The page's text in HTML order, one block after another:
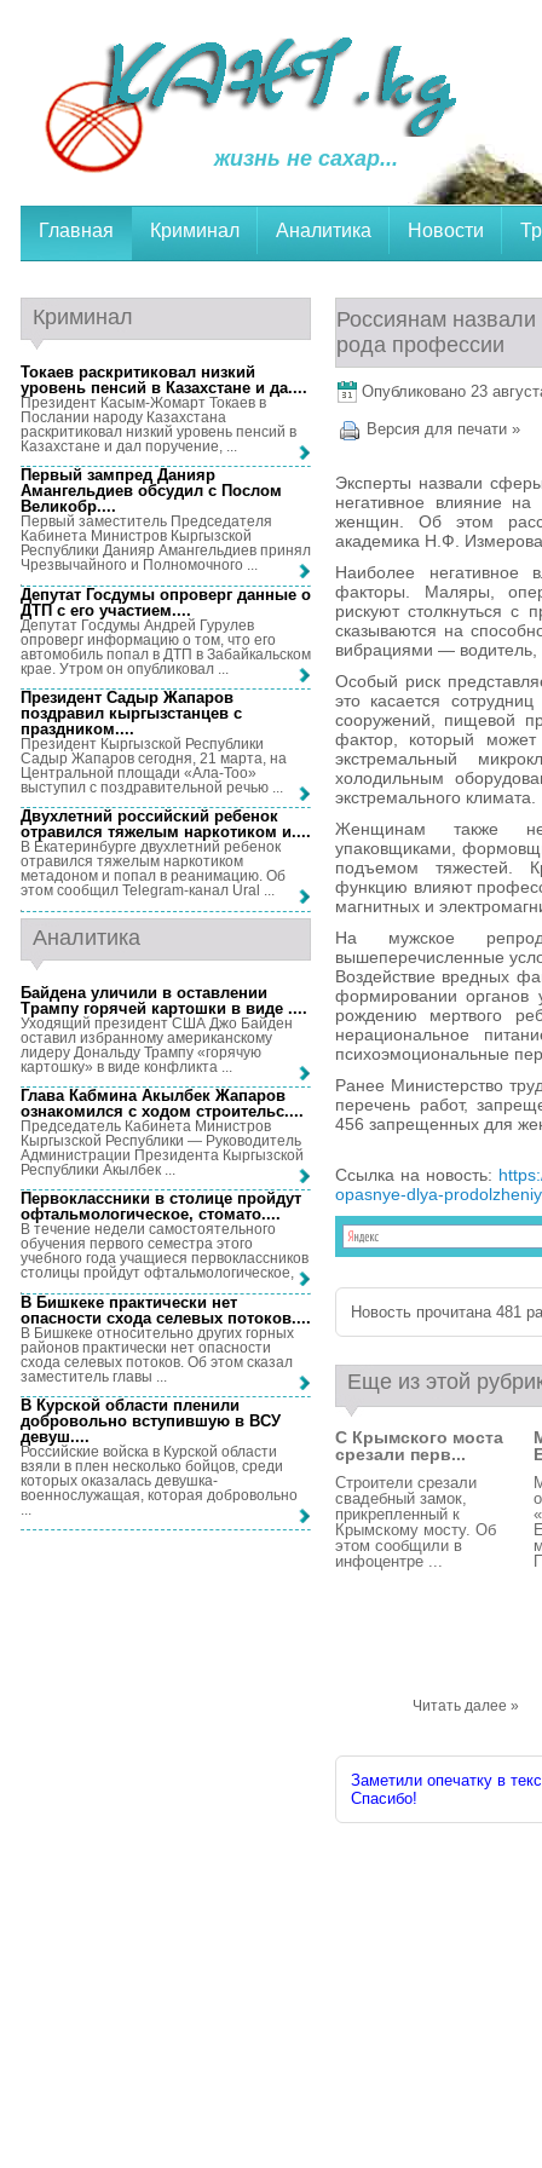
жизнь не сахар...
Главная Криминал Аналитика Новости
Россиянам
рода профессии
Опубликовано 23
Версия для печати »
Эксперты назвали
негативное влияние
женщин. Об этом
академика Н.Ф.
Наиболее негативное
факторы. Маляры,
рискуют столкнуться с
сказываются на
вибрациями —
Особый риск
это касается
сооружений, пищевой
фактор, который может
экстремальный
холодильным
экстремального климата.
Женщинам также не
упаковщиками,
подъемом тяжестей.
функцию влияют
магнитных и
На мужское
вышеперечисленные
Воздействие вредных
формировании органов
рождению мертвого
нерациональное
психоэмоциональные
Ранее Министерство
перечень работ,
456 запрещенных для
Ссылка на новость:
opasnye-dlya-
Новость прочитана 481
Еще из этой
С Крымского моста
срезали перв...
Строители срезали
свадебный замок,
прикрепленный к
Крымскому мосту. Об
этом сообщили в
инфоцентре ...
Читать далее »
Заметили опечатку в
Спасибо!
Криминал
Токаев раскритиковал низкий
уровень пенсий в Казахстане и да....
Президент Касым-Жомарт Токаев в
Послании народу Казахстана
раскритиковал низкий уровень пенсий в
Казахстане и дал поручение, ...
Первый зампред Данияр
Амангельдиев обсудил с Послом
Великобр....
Первый заместитель Председателя
Кабинета Министров Кыргызской
Республики Данияр Амангельдиев принял
Чрезвычайного и Полномочного ...
Депутат Госдумы опроверг данные о
ДТП с его участием....
Депутат Госдумы Андрей Гурулев
опроверг информацию о том, что его
автомобиль попал в ДТП в Забайкальском
крае. Утром он опубликовал ...
Президент Садыр Жапаров
поздравил кыргызстанцев с
праздником....
Президент Кыргызской Республики
Садыр Жапаров сегодня, 21 марта, на
Центральной площади «Ала-Тоо»
выступил с поздравительной речью ...
Двухлетний российский ребенок
отравился тяжелым наркотиком и....
В Екатеринбурге двухлетний ребенок
отравился тяжелым наркотиком
метадоном и попал в реанимацию. Об
этом сообщил Telegram-канал Ural ...
Аналитика
Байдена уличили в оставлении
Трампу горячей картошки в виде ....
Уходящий президент США Джо Байден
оставил избранному американскому
лидеру Дональду Трампу «горячую
картошку» в виде конфликта ...
Глава Кабмина Акылбек Жапаров
ознакомился с ходом строительс....
Председатель Кабинета Министров
Кыргызской Республики — Руководитель
Администрации Президента Кыргызской
Республики Акылбек ...
Первоклассники в столице пройдут
офтальмологическое, стомато....
В течение недели самостоятельного
обучения первого семестра этого
учебного года учащиеся первоклассников
столицы пройдут офтальмологическое, ...
В Бишкеке практически нет
опасности схода селевых потоков....
В Бишкеке относительно других горных
районов практически нет опасности
схода селевых потоков. Об этом сказал
заместитель главы ...
В Курской области пленили
добровольно вступившую в ВСУ
девуш....
Российские войска в Курской области
взяли в плен несколько бойцов, среди
которых оказалась девушка-
военнослужащая, которая добровольно
...